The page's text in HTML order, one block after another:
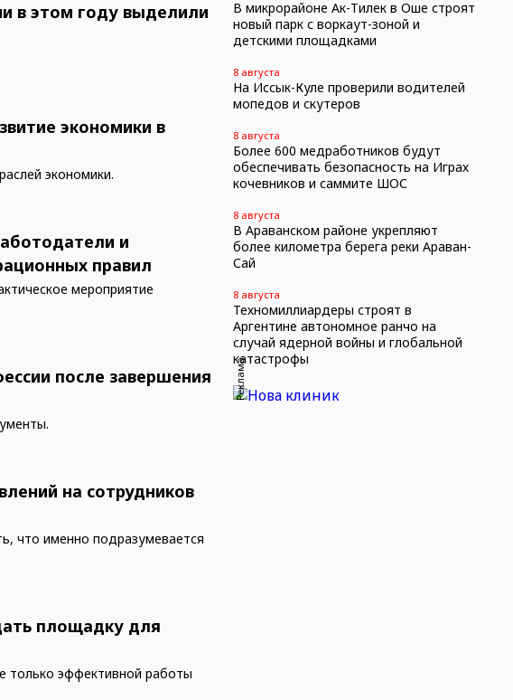
в этом году выделили
экономики в
экономики.
и
правил
мероприятие
после завершения
на сотрудников
что именно подразумевается
площадку для
только эффективной работы
В микрорайоне Ак-Тилек в Оше строят
новый парк с воркаут-зоной и
детскими площадками
8 августа
На Иссык-Куле проверили водителей
мопедов и скутеров
8 августа
Более 600 медработников будут
обеспечивать безопасность на Играх
кочевников и саммите ШОС
8 августа
В Араванском районе укрепляют
более километра берега реки Араван-
Сай
8 августа
Техномиллиардеры строят в
Аргентине автономное ранчо на
случай ядерной войны и глобальной
катастрофы
Реклама